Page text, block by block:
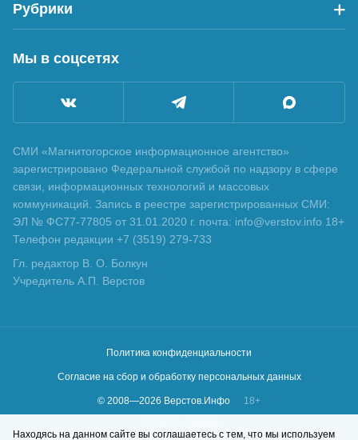
Рубрики
Мы в соцсетях
СМИ «Магнитогорское информационное агентство»
зарегистрировано Федеральной службой по надзору в сфере
связи, информационных технологий и массовых
коммуникаций. Запись в реестре зарегистрированных СМИ:
ЭЛ № ФС77-77805 от 31.01.2020 г. почта: info@verstov.info 18+
Телефон редакции +7 (3519) 279-733
Гл. редактор В. О. Болкун
Учредитель А.П. Верстов
Политика конфиденциальности
Согласие на сбор и обработку персональных данных
© 2008—2026 Верстов.Инфо
18+
Находясь на данном сайте вы соглашаетесь с тем, что мы используем